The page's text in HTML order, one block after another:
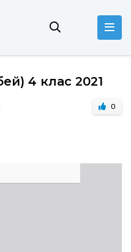
4 клас 2021
0